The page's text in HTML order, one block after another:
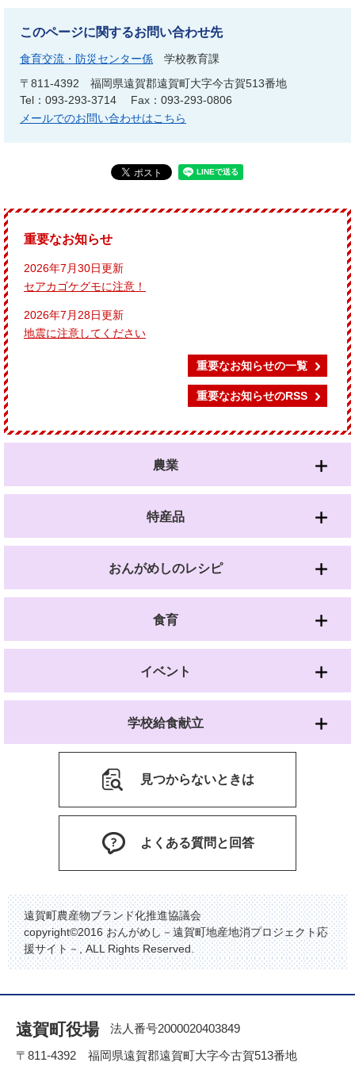
このページに関するお問い合わせ先
食育交流・防災センター係
学校教育課
〒811-4392
福岡県遠賀郡遠賀町大字今古賀513番地
Tel：093-293-3714
Fax：093-293-0806
メールでのお問い合わせはこちら
重要なお知らせ
2026年7月30日更新
セアカゴケグモに注意！
2026年7月28日更新
地震に注意してください
重要なお知らせの一覧
重要なお知らせのRSS
農業
特産品
おんがめしのレシピ
食育
イベント
学校給食献立
見つからないときは
よくある質問と回答
遠賀町農産物ブランド化推進協議会
copyright©2016 おんがめし－遠賀町地産地消プロジェクト応
援サイト－, ALL Rights Reserved.
遠賀町役場
法人番号2000020403849
〒811-4392 福岡県遠賀郡遠賀町大字今古賀513番地